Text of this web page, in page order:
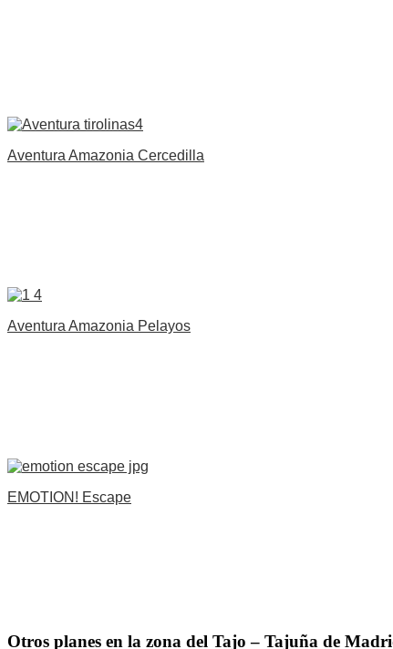
Aventura Amazonia Cercedilla
Aventura Amazonia Pelayos
EMOTION! Escape
Otros planes en la zona del Tajo – Tajuña de